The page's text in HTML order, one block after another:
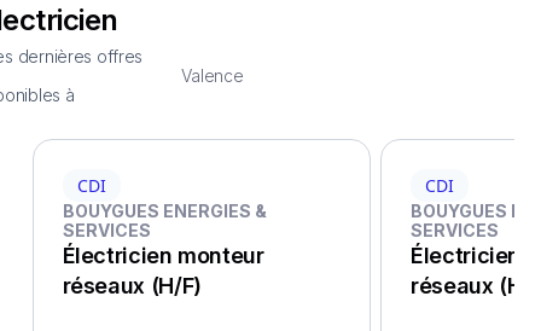
dernières offres
à
Valence
CDI
BOUYGUES ENERGIES &
SERVICES
Électricien monteur
réseaux (H/F)
CDI
BOUYGUES
SERVICES
Électricien
réseaux (H/